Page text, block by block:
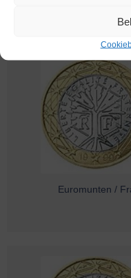
Euromunten /